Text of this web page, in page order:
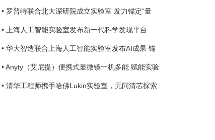
• 罗普特联合北大深研院成立实验室 发力锚定“量
• 上海人工智能实验室发布新一代科学发现平台
• 华大智造联合上海人工智能实验室发布AI成果 锚
• Anyty（艾尼提）便携式显微镜一机多能 赋能实验
• 清华工程师携手哈佛Lukin实验室，无问清芯探索